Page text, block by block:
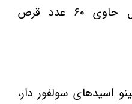
هر بسته اکوفاین یوروویتال حاوی 60 عدد قرص
اسیدهای سولفور دار،